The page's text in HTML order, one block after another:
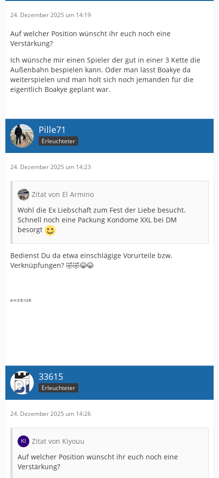
24. Dezember 2025 um 14:19
Auf welcher Position wünscht ihr euch noch eine
Verstärkung?
Ich wünsche mir einen Spieler der gut in einer 3 Kette die
Außenbahn bespielen kann. Oder man lässt Boakye da
weiterspielen und man holt sich noch jemanden für die
eigentlich Boakye geplant war.
Pille71
Erleuchteter
24. Dezember 2025 um 14:23
Zitat von El Armino
Wohl die Ex Liebschaft zum Fest der Liebe besucht.
Schnell noch eine Packung Kondome XXL bei DM
besorgt
Bedienst Du da etwa einschlägige Vorurteile bzw.
Verknüpfungen? 🤣🤣😂😂
33615
Erleuchteter
24. Dezember 2025 um 14:26
Zitat von Kiyouu
Auf welcher Position wünscht ihr euch noch eine
Verstärkung?